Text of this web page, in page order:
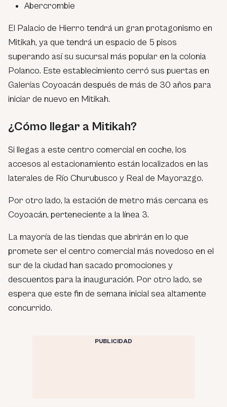
Abercrombie
El Palacio de Hierro tendrá un gran protagonismo en
Mitikah, ya que tendrá un espacio de 5 pisos
superando así su sucursal más popular en la colonia
Polanco. Este establecimiento cerró sus puertas en
Galerías Coyoacán después de más de 30 años para
iniciar de nuevo en Mitikah.
¿Cómo llegar a Mitikah?
Si llegas a este centro comercial en coche, los
accesos al estacionamiento están localizados en las
laterales de Río Churubusco y Real de Mayorazgo.
Por otro lado, la estación de metro más cercana es
Coyoacán, perteneciente a la línea 3.
La mayoría de las tiendas que abrirán en lo que
promete ser el centro comercial más novedoso en el
sur de la ciudad han sacado promociones y
descuentos para la inauguración. Por otro lado, se
espera que este fin de semana inicial sea altamente
concurrido.
PUBLICIDAD